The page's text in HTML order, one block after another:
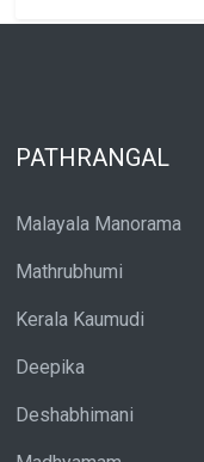
PATHRANGAL
Malayala Manorama
Mathrubhumi
Kerala Kaumudi
Deepika
Deshabhimani